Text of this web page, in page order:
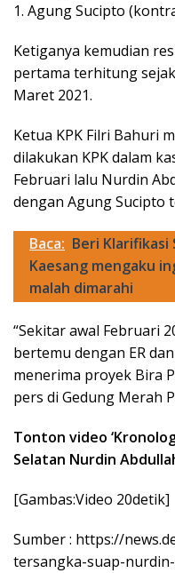
1. Agung Sucipto
Ketiganya kemudian
pertama terhitung
Maret 2021.
Ketua KPK Filri Bahuri
dilakukan KPK dalam
Februari lalu Nurdin
dengan Agung Sucipto
Baca: Beri Klarifikasi
Kaesang mengaku
malah dimarahi
“Sekitar awal Februari
bertemu dengan ER
menerima proyek Bira
pers di Gedung Merah
Tonton video
Selatan Nurdin
[Gambas:Video 20detik]
Sumber : https://
tersangka-suap-